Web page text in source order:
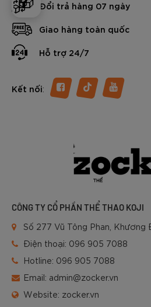
Đổi trả hàng 07 ngày
Giao hàng toàn quốc
Hỗ trợ 24/7
Kết nối:
CÔNG TY CỔ PHẦN THỂ THAO KOJI
Số 277 Vũ Tông Phan, Khương
Điện thoại: 096 905 7088
Hotline: 096 905 7088
Email: admin@zocker.vn
Website: zocker.vn